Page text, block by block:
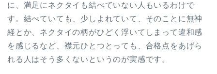
に、満足にネクタイも結べていない人もいるわけで
す。結べていても、少しよれていて、そのことに無神
経とか、ネクタイの柄がひどく浮いてしまって違和感
を感じるなど、襟元ひとつとっても、合格点をあげら
れる人はそう多くないというのが実感です。